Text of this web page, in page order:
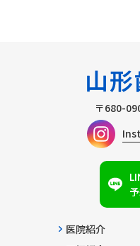
〒680-
医院紹介